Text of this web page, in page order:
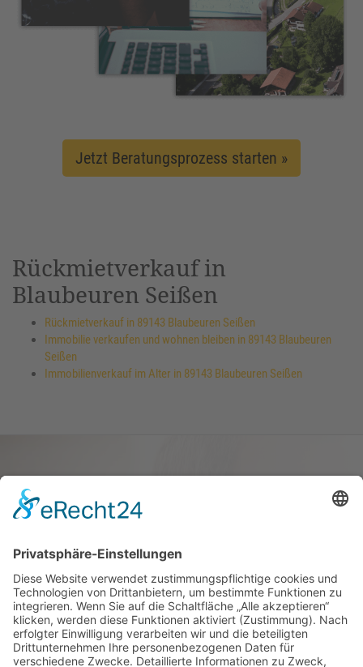
Jetzt Beratungsprozess starten »
Rückmietverkauf in
Blaubeuren Seißen
Rückmietverkauf in 89143 Blaubeuren Seißen
Immobilie verkaufen und wohnen bleiben in 89143 Blaubeuren
Seißen
Immobilienverkauf im Alter in 89143 Blaubeuren Seißen
verkaufen und darin
wohnen bleiben
Verkaufen Sie Ihr Haus oder Ihre
Eigen­tums­woh­nung und bleiben Sie
darin wohnen.